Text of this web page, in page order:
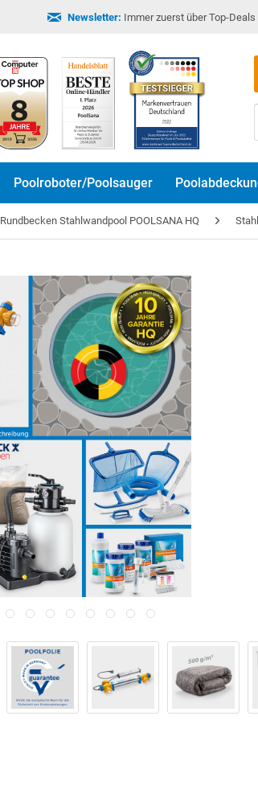
Newsletter: Immer zuerst über Top-
Poolroboter/Poolsauger
Rundbecken Stahlwandpool POOLSANA HQ